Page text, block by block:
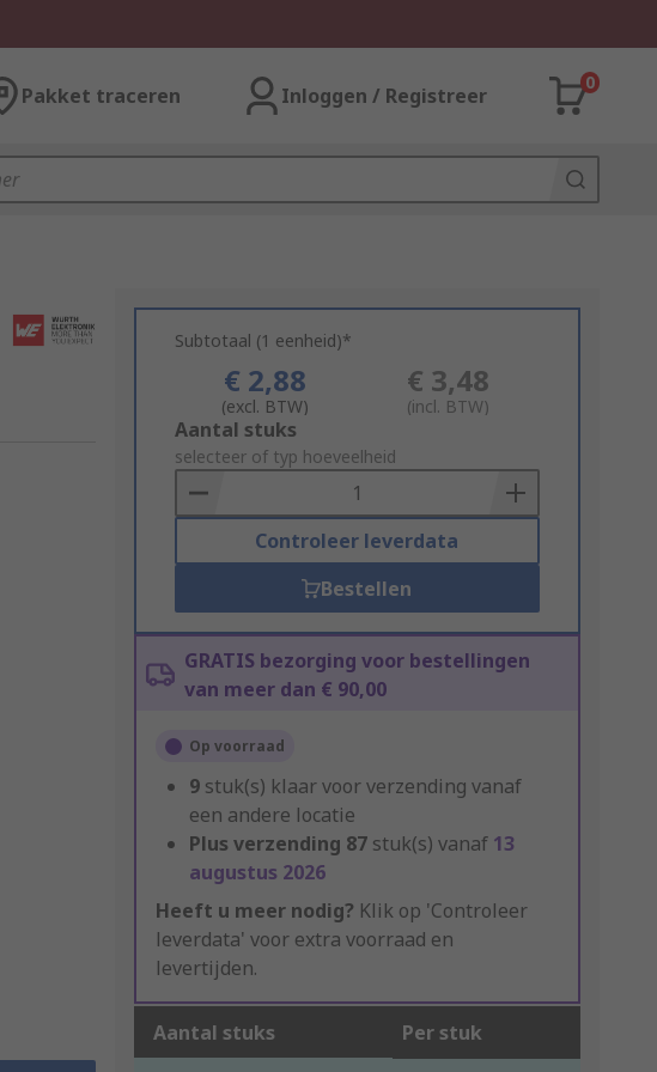
Pakket traceren Inloggen / Registreer
0
Subtotaal (1 eenheid)*
€ 2,88
(excl. BTW)
€ 3,48
(incl. BTW)
Add
to
Basket
Aantal stuks
selecteer of typ hoeveelheid
Controleer leverdata
Bestellen
GRATIS bezorging voor bestellingen
van meer dan € 90,00
Op voorraad
9 stuk(s) klaar voor verzending vanaf
een andere locatie
Plus verzending 87 stuk(s) vanaf 13
augustus 2026
Heeft u meer nodig? Klik op 'Controleer
leverdata' voor extra voorraad en
levertijden.
Aantal stuks Per stuk